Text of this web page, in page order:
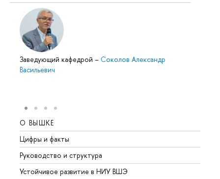
Заведующий кафедрой – Соколов Александр
Васильевич
О ВЫШКЕ
Цифры и факты
Руководство и структура
Устойчивое развитие в НИУ ВШЭ